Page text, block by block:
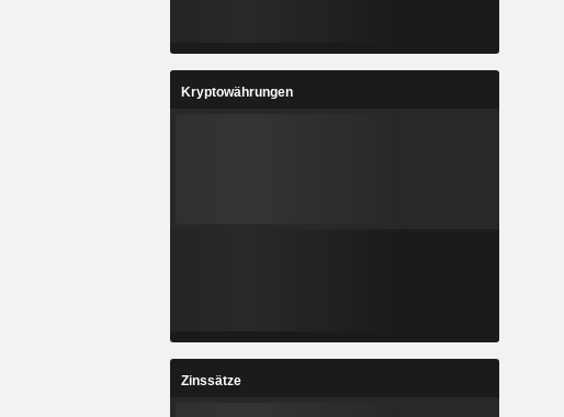
Kryptowährungen
Zinssätze